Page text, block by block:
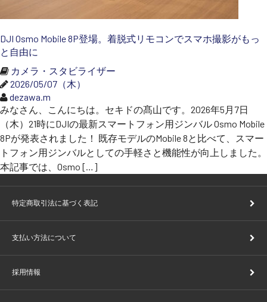
DJI Osmo Mobile 8P登場。着脱式リモコンでスマホ撮影がもっ
と自由に
カメラ・スタビライザー
2026/05/07（木）
dezawa.m
みなさん、こんにちは。セキドの髙山です。2026年5月7日
（木）21時にDJIの最新スマートフォン用ジンバル Osmo Mobile
8Pが発表されました！ 既存モデルのMobile 8と比べて、スマー
トフォン用ジンバルとしての手軽さと機能性が向上しました。
本記事では、Osmo […]
特定商取引法に基づく表記
支払い方法について
採用情報